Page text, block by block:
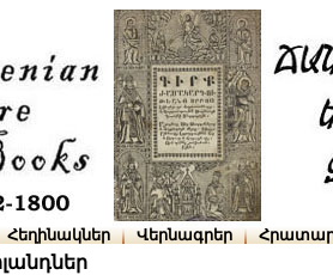
Հեղինակներ Վերնագրեր